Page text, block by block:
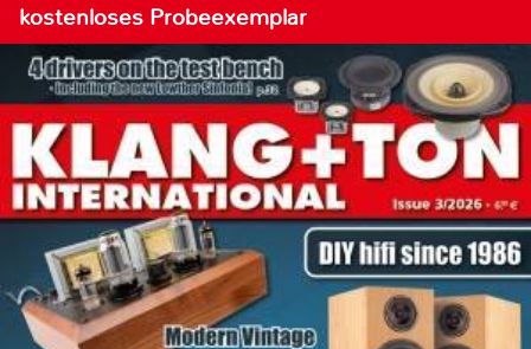
kostenloses Probeexemplar